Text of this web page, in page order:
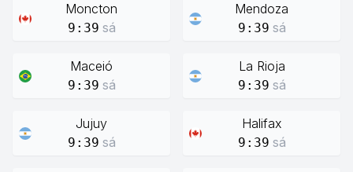
Moncton
9:39 sá
Mendoza
9:39 sá
Maceió
9:39 sá
La Rioja
9:39 sá
Jujuy
9:39 sá
Halifax
9:39 sá